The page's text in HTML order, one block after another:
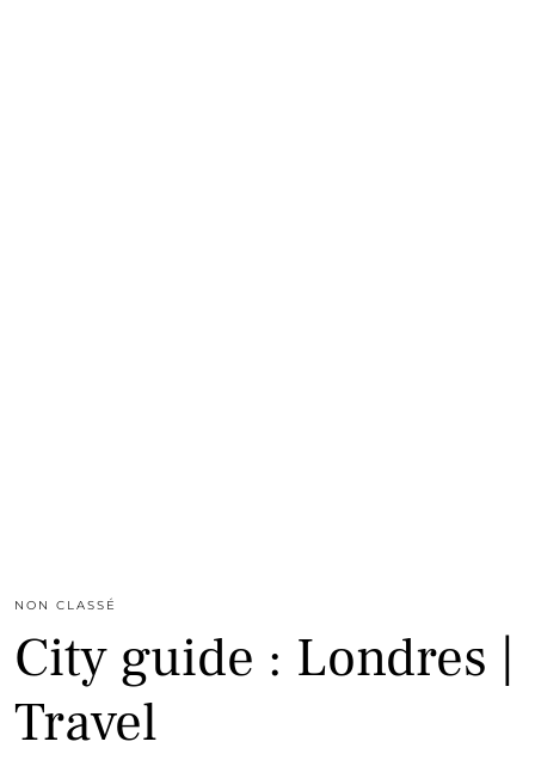
NON CLASSÉ
City guide : Londres |
Travel